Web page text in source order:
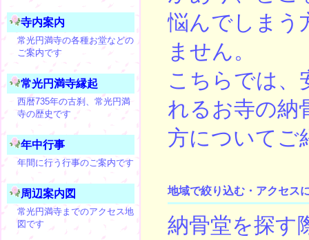
寺内案内
常光円満寺の各種お堂などの
ご案内です
常光円満寺縁起
西暦735年の古刹、常光円満
寺の歴史です
年中行事
年間に行う行事のご案内です
周辺案内図
常光円満寺までのアクセス地
図です
悩んでしまう
ません。
こちらでは、
れるお寺の納
方についてご
地域で絞り込む・アクセス
納骨堂を探す